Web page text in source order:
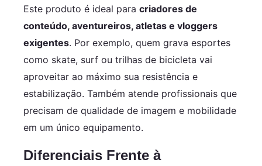
Este produto é ideal para criadores de
conteúdo, aventureiros, atletas e vloggers
exigentes. Por exemplo, quem grava esportes
como skate, surf ou trilhas de bicicleta vai
aproveitar ao máximo sua resistência e
estabilização. Também atende profissionais que
precisam de qualidade de imagem e mobilidade
em um único equipamento.
Diferenciais Frente à